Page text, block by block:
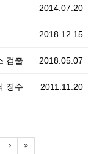
2014.07.20
2018.12.15
2018.05.07
검출
2011.11.20
징수